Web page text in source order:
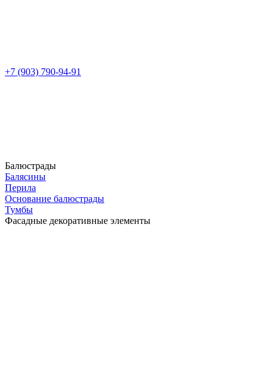
+7 (903) 790-94-91
Балюстрады
Балясины
Перила
Основание балюстрады
Тумбы
Фасадные декоративные элементы